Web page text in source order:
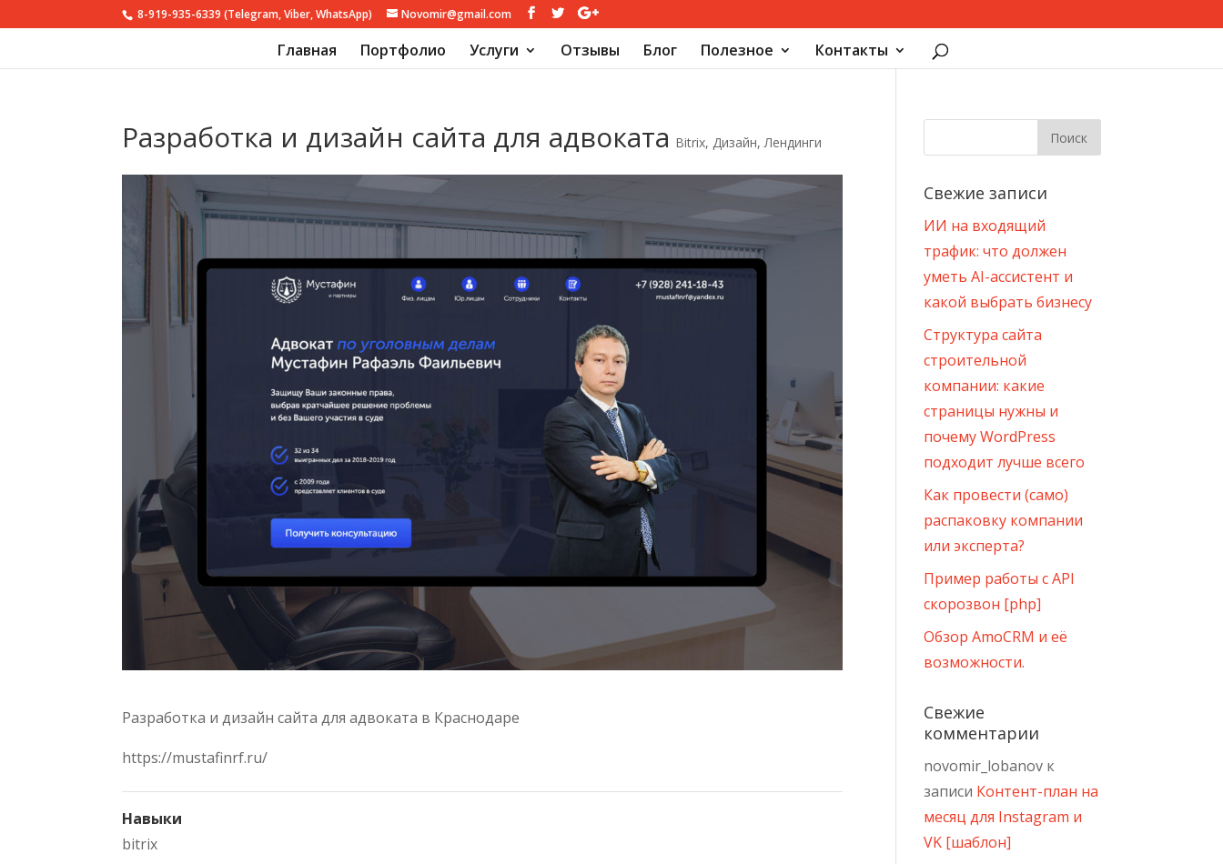
8-919-935-6339 (Telegram, Viber, WhatsApp) Novomir@gmail.com
Главная Портфолио Услуги Отзывы Блог Полезное Контакты
Разработка и дизайн сайта для адвоката Bitrix,Дизайн,Лендинги
Разработка и дизайн сайта для адвоката в Краснодаре
https://mustafinrf.ru/
Навыки
bitrix
Свежие записи
ИИ на входящий
трафик: что должен
уметь AI-ассистент и
какой выбрать бизнесу
Структура сайта
строительной
компании: какие
страницы нужны и
почему WordPress
подходит лучше всего
Как провести (само)
распаковку компании
или эксперта?
Пример работы с API
скорозвон [php]
Обзор AmoCRM и её
возможности.
Свежие
комментарии
novomir_lobanov к
записи Контент-план на
месяц для Instagram и
VK [шаблон]